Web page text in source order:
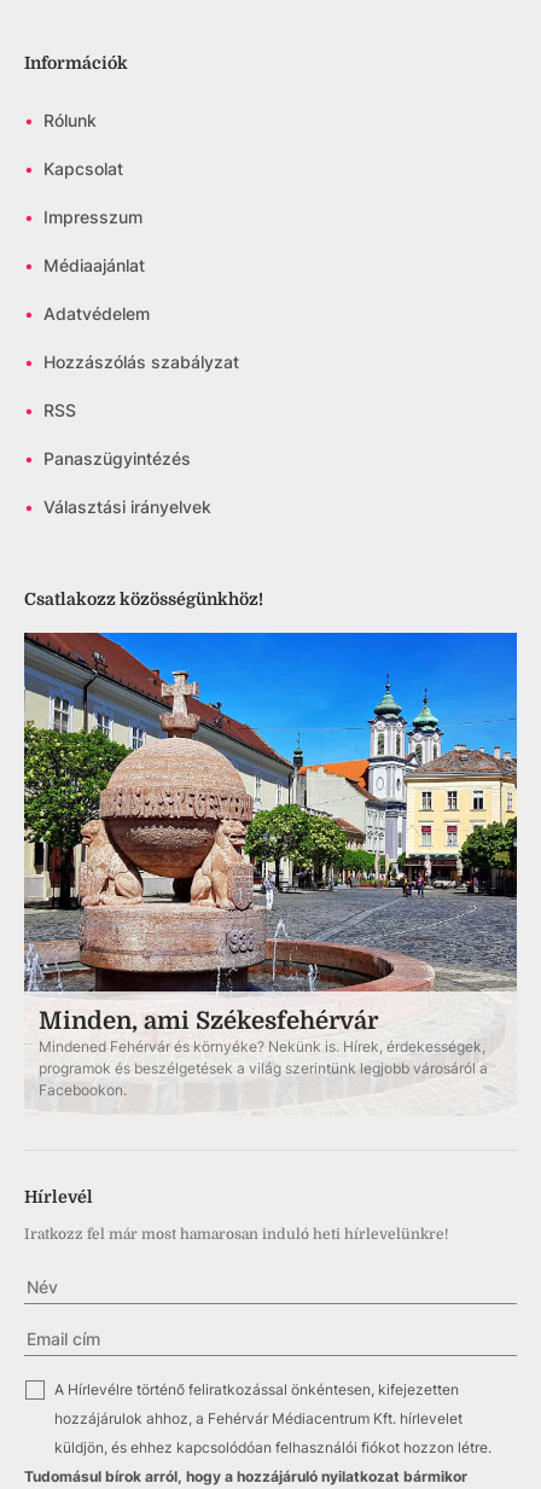
Információk
• Rólunk
• Kapcsolat
• Impresszum
• Médiaajánlat
• Adatvédelem
• Hozzászólás szabályzat
• RSS
• Panaszügyintézés
• Választási irányelvek
Csatlakozz közösségünkhöz!
Minden, ami Székesfehérvár
Mindened Fehérvár és környéke? Nekünk is. Hírek, érdekességek,
programok és beszélgetések a világ szerintünk legjobb városáról a
Facebookon.
Hírlevél
Iratkozz fel már most hamarosan induló heti hírlevelünkre!
A Hírlevélre történő feliratkozással önkéntesen, kifejezetten
hozzájárulok ahhoz, a Fehérvár Médiacentrum Kft. hírlevelet
küldjön, és ehhez kapcsolódóan felhasználói fiókot hozzon létre.
Tudomásul bírok arról, hogy a hozzájáruló nyilatkozat bármikor